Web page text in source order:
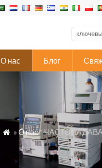
О нас Блог
 »О нас" ЧАСТО